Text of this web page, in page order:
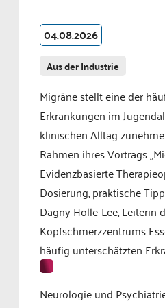
04.08.2026
Aus der Industrie
Migräne stellt eine der
Erkrankungen im
klinischen Alltag
Rahmen ihres Vortrags
Evidenzbasierte
Dosierung, praktische
Dagny Holle-Lee, Leiterin
Kopfschmerzzentrums
häufig unterschätzten
Neurologie und